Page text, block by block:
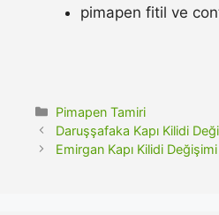
pimapen fitil ve
Kategoriler
Pimapen Tamiri
Daruşşafaka Kapı Kilidi
Emirgan Kapı Kilidi Değişimi